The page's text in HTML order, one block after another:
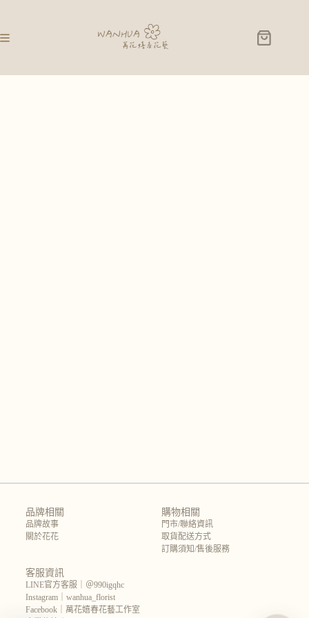
品牌相關
品牌故事
關於花花
購物相關
門市/聯絡資訊
取貨配送方式
訂購須知/售後服務
客服資訊
LINE官方客服｜＠990igqhc
Instagram｜wanhua_florist
Facebook｜萬花嬉春花藝工作室